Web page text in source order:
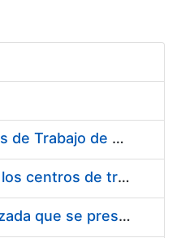
Suministro de Protectores Auditivos a medida para las personas trabajadoras de los Centros de Trabajo de Madrid y Burgos
Suministro de gafas graduadas antiproyecciones para los trabajadores de la FNMT-RCM en los centros de trabajo de Madrid y Burgos
Servicios de una empresa externa para el asesoramiento y resolución de los recursos de alzada que se presentan relacionados con procesos de selección para la FNMT-RCM